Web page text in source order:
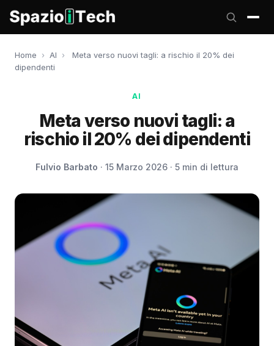
Home › AI ›
Meta verso nuovi tagli: a rischio il 20% dei
dipendenti
AI
Meta verso nuovi tagli: a
rischio il 20% dei dipendenti
Fulvio Barbato · 15 Marzo 2026 · 5 min di lettura